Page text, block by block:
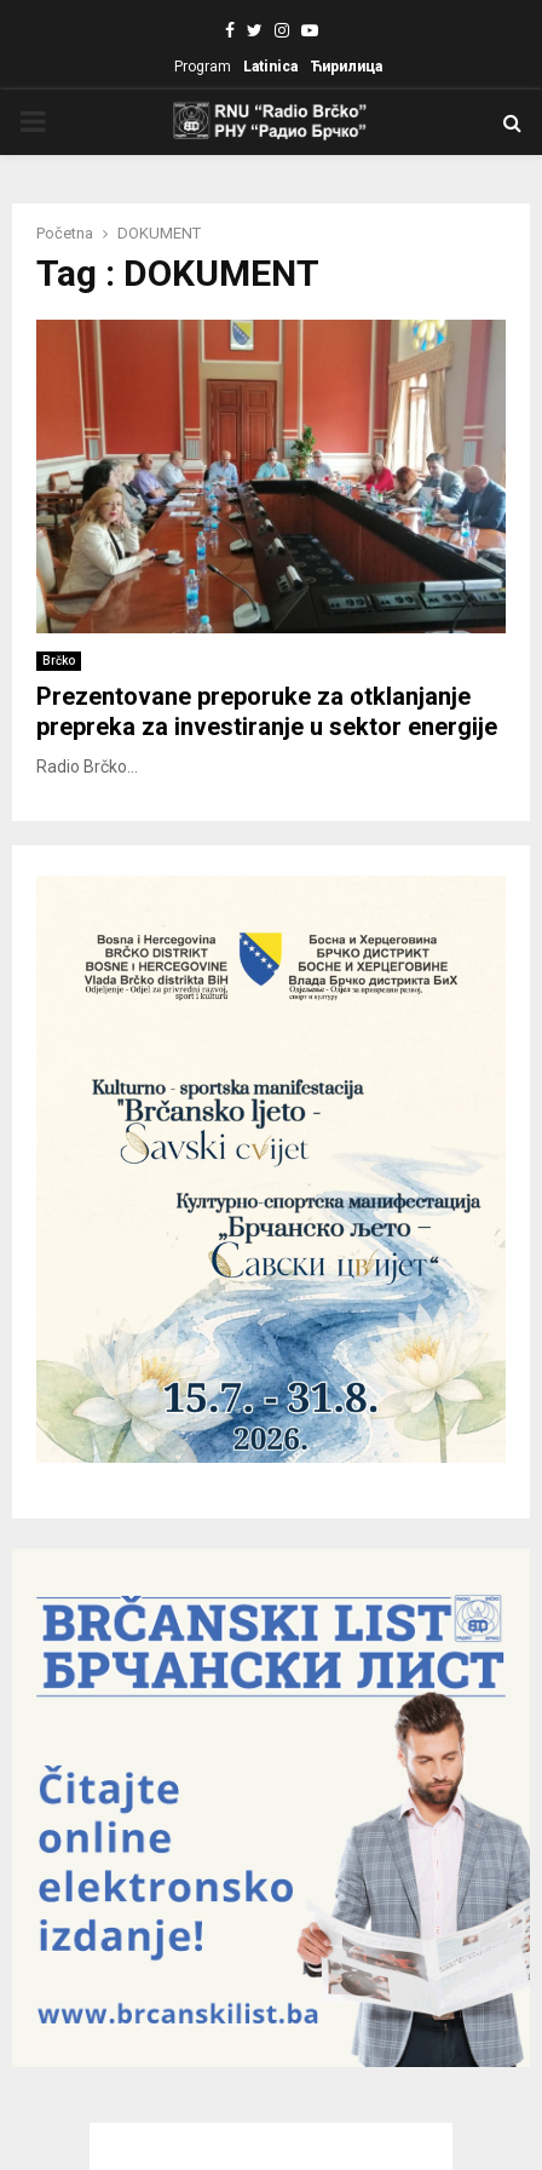
Facebook
TwitterInstagram
Youtube
Program Latinica Ћирилица
Početna DOKUMENT
Tag : DOKUMENT
Brčko
Prezentovane preporuke za otklanjanje
prepreka za investiranje u sektor energije
Radio Brčko...